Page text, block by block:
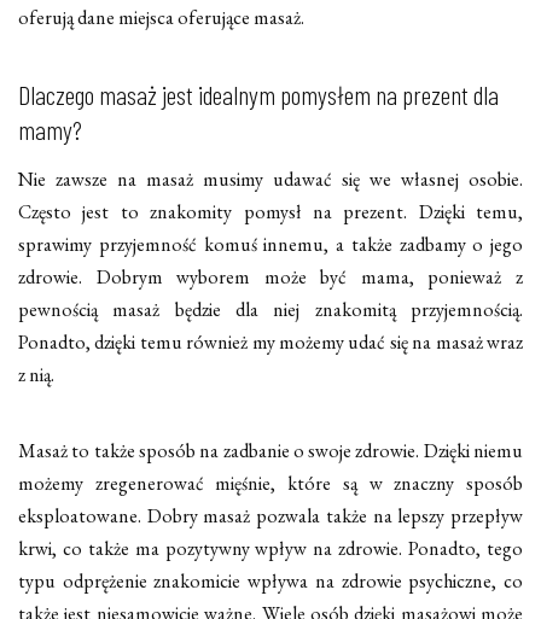
oferują dane miejsca oferujące masaż.
Dlaczego masaż jest idealnym pomysłem na prezent dla
mamy?
Nie zawsze na masaż musimy udawać się we własnej osobie.
Często jest to znakomity pomysł na prezent. Dzięki temu,
sprawimy przyjemność komuś innemu, a także zadbamy o jego
zdrowie. Dobrym wyborem może być mama, ponieważ z
pewnością masaż będzie dla niej znakomitą przyjemnością.
Ponadto, dzięki temu również my możemy udać się na masaż wraz
z nią.
Masaż to także sposób na zadbanie o swoje zdrowie. Dzięki niemu
możemy zregenerować mięśnie, które są w znaczny sposób
eksploatowane. Dobry masaż pozwala także na lepszy przepływ
krwi, co także ma pozytywny wpływ na zdrowie. Ponadto, tego
typu odprężenie znakomicie wpływa na zdrowie psychiczne, co
także jest niesamowicie ważne. Wiele osób dzięki masażowi może